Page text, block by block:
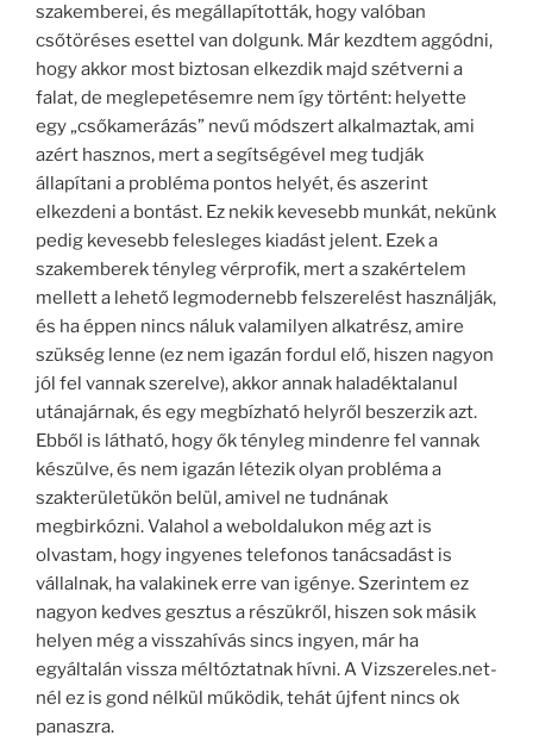
szakemberei, és megállapították, hogy valóban
csőtöréses esettel van dolgunk. Már kezdtem aggódni,
hogy akkor most biztosan elkezdik majd szétverni a
falat, de meglepetésemre nem így történt: helyette
egy „csőkamerázás” nevű módszert alkalmaztak, ami
azért hasznos, mert a segítségével meg tudják
állapítani a probléma pontos helyét, és aszerint
elkezdeni a bontást. Ez nekik kevesebb munkát, nekünk
pedig kevesebb felesleges kiadást jelent. Ezek a
szakemberek tényleg vérprofik, mert a szakértelem
mellett a lehető legmodernebb felszerelést használják,
és ha éppen nincs náluk valamilyen alkatrész, amire
szükség lenne (ez nem igazán fordul elő, hiszen nagyon
jól fel vannak szerelve), akkor annak haladéktalanul
utánajárnak, és egy megbízható helyről beszerzik azt.
Ebből is látható, hogy ők tényleg mindenre fel vannak
készülve, és nem igazán létezik olyan probléma a
szakterületükön belül, amivel ne tudnának
megbirkózni. Valahol a weboldalukon még azt is
olvastam, hogy ingyenes telefonos tanácsadást is
vállalnak, ha valakinek erre van igénye. Szerintem ez
nagyon kedves gesztus a részükről, hiszen sok másik
helyen még a visszahívás sincs ingyen, már ha
egyáltalán vissza méltóztatnak hívni. A Vizszereles.net-
nél ez is gond nélkül működik, tehát újfent nincs ok
panaszra.